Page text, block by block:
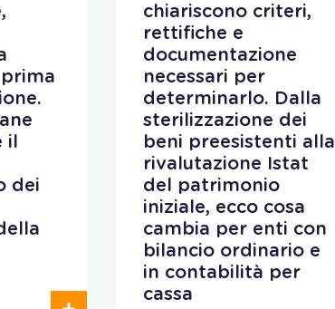
il
dei
chiariscono criteri,
rettifiche e
documentazione
necessari per
determinarlo. Dalla
sterilizzazione dei
beni preesistenti alla
rivalutazione Istat
del patrimonio
iniziale, ecco cosa
cambia per enti con
bilancio ordinario e
in contabilità per
cassa